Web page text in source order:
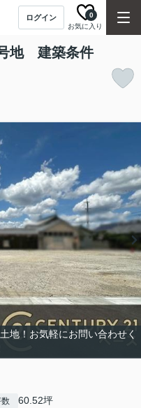
ログイン
お気に入り
0
地 建築条件
地！お気軽にお問い合わせく
60.52坪